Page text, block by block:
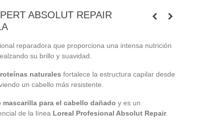
ABSOLUT REPAIR
reparadora que proporciona una intensa nutrición
su brillo y suavidad.
naturales fortalece la estructura capilar desde
un cabello más resistente.
mascarilla para el cabello dañado y es un
de la línea Loreal Profesional Absolut Repair.